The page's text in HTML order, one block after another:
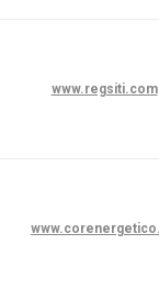
www.regsiti.com